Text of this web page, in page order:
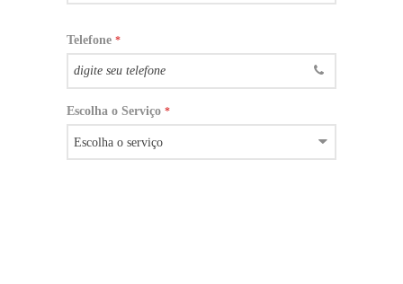
Telefone *
Escolha o Serviço *